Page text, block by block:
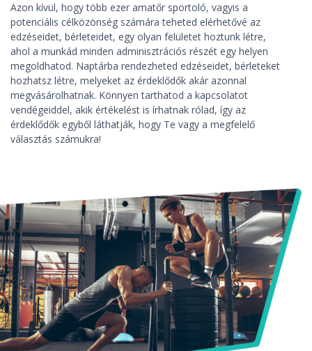
Azon kívül, hogy több ezer amatőr sportoló, vagyis a
potenciális célközönség számára teheted elérhetővé az
edzéseidet, bérleteidet, egy olyan felületet hoztunk létre,
ahol a munkád minden adminisztrációs részét egy helyen
megoldhatod. Naptárba rendezheted edzéseidet, bérleteket
hozhatsz létre, melyeket az érdeklődők akár azonnal
megvásárolhatnak. Könnyen tarthatod a kapcsolatot
vendégeiddel, akik értékelést is írhatnak rólad, így az
érdeklődők egyből láthatják, hogy Te vagy a megfelelő
választás számukra!